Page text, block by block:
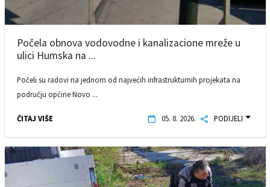
Počela obnova vodovodne i kanalizacione mreže u
ulici Humska na ...
Počeli su radovi na jednom od najvećih infrastrukturnih projekata na
području općine Novo ...
ČITAJ VIŠE 05. 8. 2026. PODIJELI